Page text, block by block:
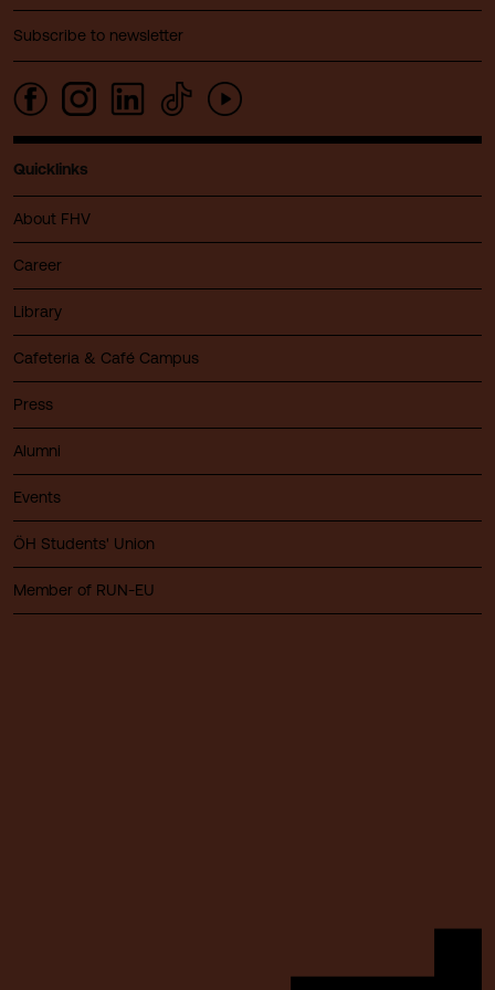
Subscribe to newsletter
Quicklinks
About FHV
Career
Library
Cafeteria & Café Campus
Press
Alumni
Events
ÖH Students' Union
Member of RUN-EU